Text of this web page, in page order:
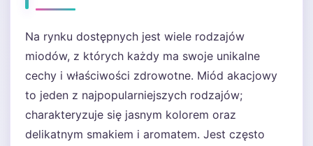
Na rynku dostępnych jest wiele rodzajów
miodów, z których każdy ma swoje unikalne
cechy i właściwości zdrowotne. Miód akacjowy
to jeden z najpopularniejszych rodzajów;
charakteryzuje się jasnym kolorem oraz
delikatnym smakiem i aromatem. Jest często